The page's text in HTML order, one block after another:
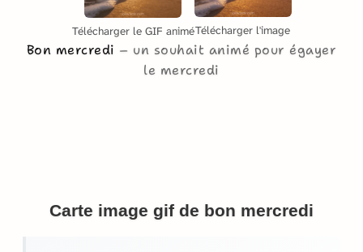
Télécharger le GIF animéTélécharger l'image
Bon mercredi
un souhait animé pour égayer
le mercredi
Carte image gif de bon mercredi